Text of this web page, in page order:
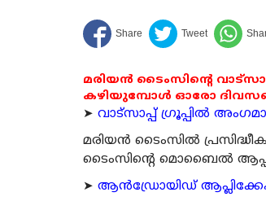
മരിയൻ ടൈംസിന്റെ
കഴിയുമ്പോൾ ഓരോ
➤ വാട്സാപ്പ് ഗ്രൂപ്പിൽ
മരിയന്‍ ടൈംസില്‍
ടൈംസിന്റെ മൊബൈല്‍
➤ ആന്‍ഡ്രോയിഡ്